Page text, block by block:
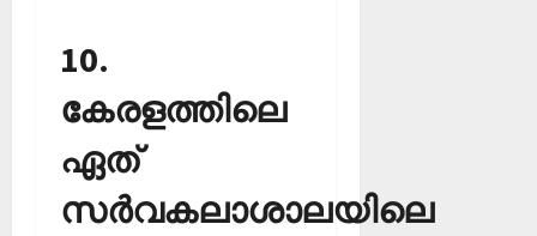
10.
കേരളത്തിലെ
ഏത്
സര്‍വകലാശാലയിലെ